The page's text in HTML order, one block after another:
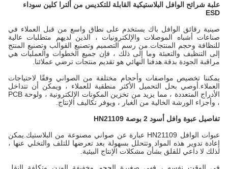
علبة شرائح الوافل البلاستيكية القابلة للتكديس من ألترا كلين سوداء
ESD
صينية رقائق الوافل باك يستخدم على نطاق واسع من قبل العملاء في
صناعات أشباه الموصلات والإلكترونيات ، الذين لديهم متطلبات عالية
للنظافة وحجم المنتجات.من رسم التصميم وتصنيع القوالب وتصنيع المنتج
إلى التنظيف والتعبئة وما إلى ذلك ، فإن جميع الخطوات والعمليات هي
مراقبة الجودة بدقة.هدفنا النهائي هو تقديم منتجات ترضي عملائنا.
يمكننا تخصيص مواصفات وأحجام مختلفة من الصواني وفقًا لاحتياجات
العملاء.أوصي بحل التحميل الأكثر منطقية للعملاء ، ويمكن أن تتداخل
الأدراج المتعددة ، مما يزيد من تخزين المكونات الإلكترونية ، ولوحة PCB
، وأجزاء الورشة الخالية من الغبار ، ويوفر تكاليف الإنتاج.
تفاصيل عبوة وافل أسود 2 بوصة HN21109
عبوات الوافل HN21109 عبارة عن صواني مصنوعة من البلاستيك.يمكن
إعادة تدوير هذه المواد وتتحلل بسهولة بعد تعرضها للتلف والتخلي عنها ،
لذلك لا داعي للقلق بشأن مشكلات الإنتاج البيئية.